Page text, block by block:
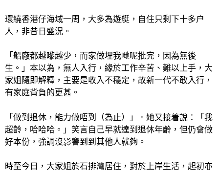
環繞香港仔海域一周，大多為遊艇，自住只剩下十多户
人，非昔日盛況。
「船廠都越嚟越少，而家做埋我哋呢批完，因為無後
生。」本以為，無人入行，緣於工作辛苦、難以上手，大
家姐隨即解釋，主要是收入不穩定，故新一代不敢入行，
有家庭背負的更甚。
「做到退休，能力做唔到（為止）」。她又接着說：「我
超齡，哈哈哈。」笑言自己早就達到退休年齡，但仍會做
好本份，強調沒影響到到其他人就夠。
時至今日，大家姐於石排灣居住，對於上岸生活，起初亦